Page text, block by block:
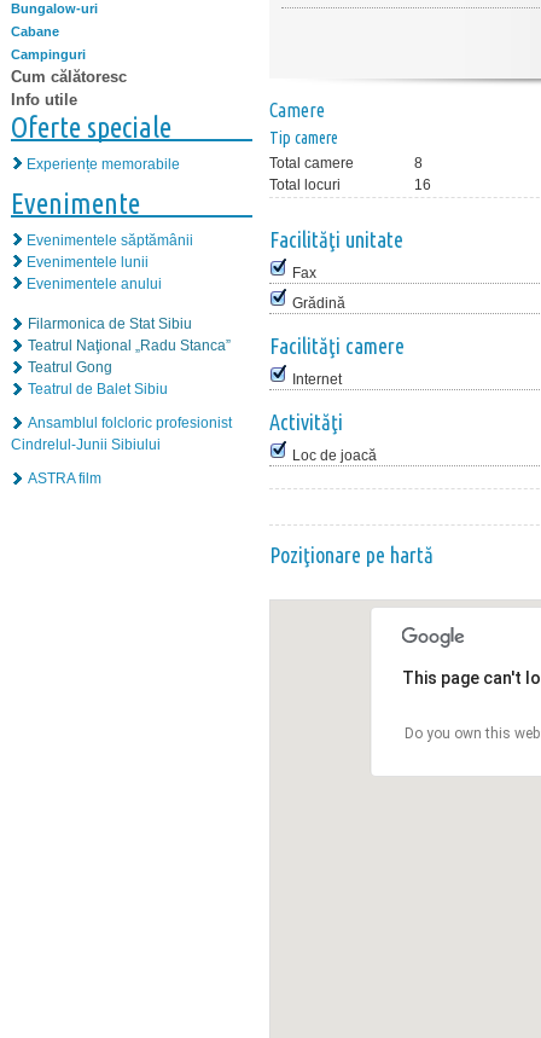
Bungalow-uri
Cabane
Campinguri
Cum călătoresc
Info utile
Oferte speciale
Experiențe memorabile
Evenimente
Evenimentele săptămânii
Evenimentele lunii
Evenimentele anului
Filarmonica de Stat Sibiu
Teatrul Naţional „Radu Stanca”
Teatrul Gong
Teatrul de Balet Sibiu
Ansamblul folcloric profesionist
Cindrelul-Junii Sibiului
ASTRA film
Camere
Tip camere
Total camere
8
Total locuri
16
Facilităţi unitate
Fax
Grădină
Facilităţi camere
Internet
Activităţi
Loc de joacă
Poziţionare pe hartă
This page can't
Do you own this